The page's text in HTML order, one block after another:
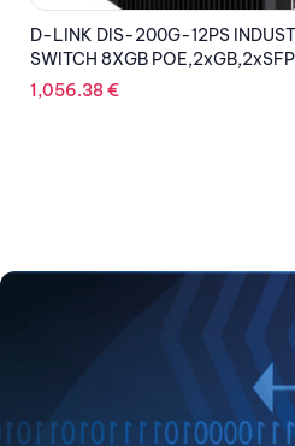
D-LINK SWITCH DGS-1016D 16-
Port10/100/1000Mbps
91.89€